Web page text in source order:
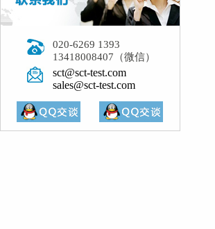
020-6269 1393
13418008407（微信）
sct@sct-test.com
sales@sct-test.com